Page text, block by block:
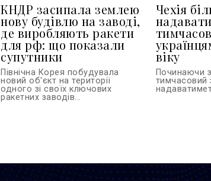
КНДР засипала землею
нову будівлю на заводі,
де виробляють ракети
для рф: що показали
супутники
Північна Корея побудувала
новий об'єкт на території
одного зі своїх ключових
ракетних заводів...
Чехія
віку
Починаючи
тимчасовий